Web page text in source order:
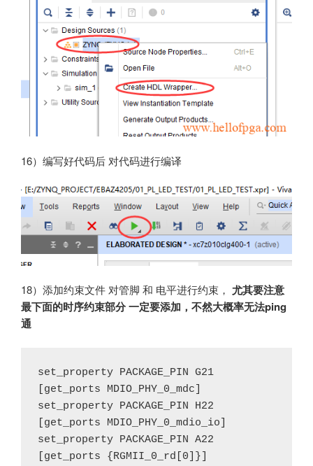
16）编写好代码后 对代码进行编译
18）添加约束文件 对管脚 和 电平进行约束， 尤其要注意
最下面的时序约束部分 一定要添加，不然大概率无法ping
通
set_property PACKAGE_PIN G21
[get_ports MDIO_PHY_0_mdc]
set_property PACKAGE_PIN H22
[get_ports MDIO_PHY_0_mdio_io]
set_property PACKAGE_PIN A22
[get_ports {RGMII_0_rd[0]}]